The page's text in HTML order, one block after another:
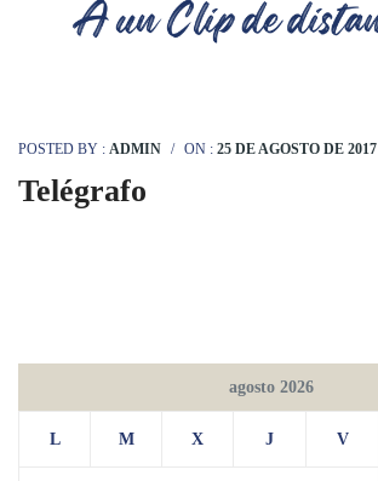
POSTED BY : ADMIN / ON : 25 DE AGOSTO DE 2017
Telégrafo
agosto 2026
L M X J V